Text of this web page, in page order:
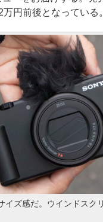
円前後となっている。
イズ感だ。ウインドスク